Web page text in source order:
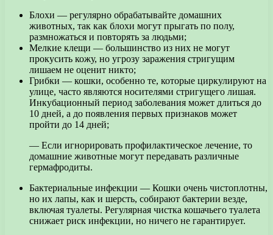
Блохи — регулярно обрабатывайте домашних
животных, так как блохи могут прыгать по полу,
размножаться и повторять за людьми;
Мелкие клещи — большинство из них не могут
прокусить кожу, но угрозу заражения стригущим
лишаем не оценит никто;
Грибки — кошки, особенно те, которые циркулируют на
улице, часто являются носителями стригущего лишая.
Инкубационный период заболевания может длиться до
10 дней, а до появления первых признаков может
пройти до 14 дней;
— Если игнорировать профилактическое лечение, то
домашние животные могут передавать различные
гермафродиты.
Бактериальные инфекции — Кошки очень чистоплотны,
но их лапы, как и шерсть, собирают бактерии везде,
включая туалеты. Регулярная чистка кошачьего туалета
снижает риск инфекции, но ничего не гарантирует.